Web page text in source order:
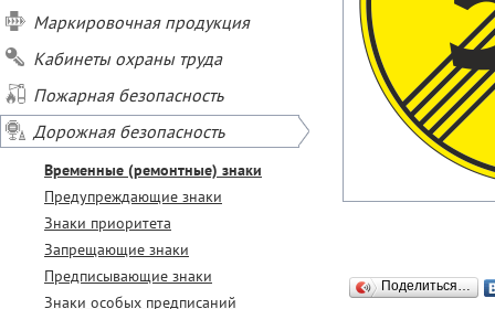
Маркировочная продукция
Кабинеты охраны труда
Пожарная безопасность
Дорожная безопасность
Временные (ремонтные) знаки
Предупреждающие знаки
Знаки приоритета
Запрещающие знаки
Предписывающие знаки
Знаки особых предписаний
Поделиться…